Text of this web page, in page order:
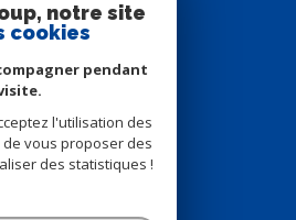
notre site
cookies
pendant
l'utilisation des
vous proposer des
des statistiques !